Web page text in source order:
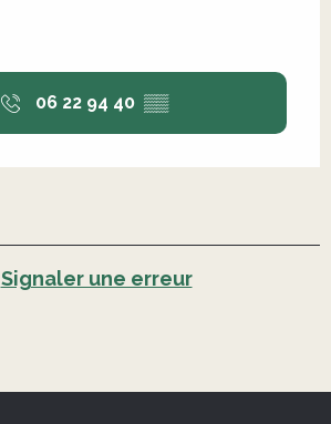
06 22 94 40 ▒▒
Signaler une erreur